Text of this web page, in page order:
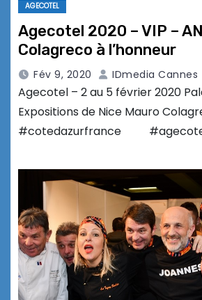
AGECOTEL
Agecotel 2020 – VIP –
Colagreco à l’honneur
Fév 9, 2020 IDmedia Cannes
Agecotel – 2 au 5 février 2020
Expositions de Nice Mauro
#cotedazurfrance